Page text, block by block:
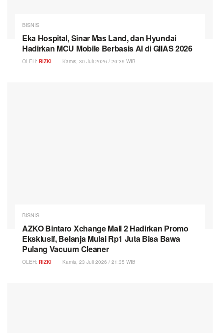
BISNIS
Eka Hospital, Sinar Mas Land, dan Hyundai
Hadirkan MCU Mobile Berbasis AI di GIIAS 2026
OLEH: RIZKI Kamis, 30 Juli 2026 / 20:39 WIB
BISNIS
AZKO Bintaro Xchange Mall 2 Hadirkan Promo
Eksklusif, Belanja Mulai Rp1 Juta Bisa Bawa
Pulang Vacuum Cleaner
OLEH: RIZKI Kamis, 23 Juli 2026 / 21:35 WIB